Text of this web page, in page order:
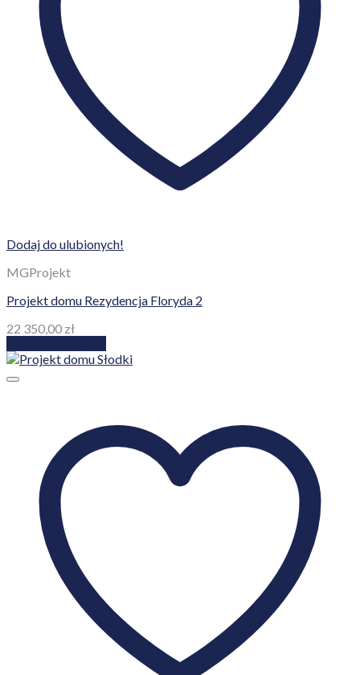
Dodaj do ulubionych!
MGProjekt
Projekt domu Rezydencja Floryda 2
22 350,00 zł